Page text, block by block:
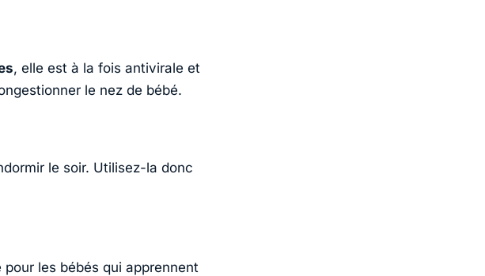
, elle est à la fois antivirale et
le nez de bébé.
le soir. Utilisez-la donc
les bébés qui apprennent